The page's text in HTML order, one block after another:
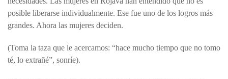
posible liberarse individualmente. Ese fue uno de los logros más
grandes. Ahora las mujeres deciden.
(Toma la taza que le acercamos: “hace mucho tiempo que no tomo
té, lo extrañé”, sonríe).